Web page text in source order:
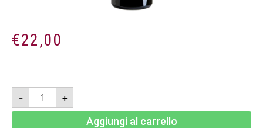
€22,00
-
Terra
2017
-
Valpolicella
+
Aggiungi al carrello